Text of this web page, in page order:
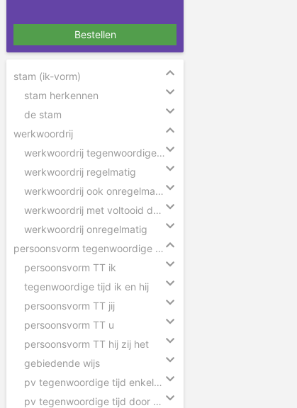
Bestellen
stam (ik-vorm)
stam herkennen
de stam
werkwoordrij
werkwoordrij tegenwoordige tijd
werkwoordrij regelmatig
werkwoordrij ook onregelmatig
werkwoordrij met voltooid deelwoord
werkwoordrij onregelmatig
persoonsvorm tegenwoordige tijd
persoonsvorm TT ik
tegenwoordige tijd ik en hij
persoonsvorm TT jij
persoonsvorm TT u
persoonsvorm TT hij zij het
gebiedende wijs
pv tegenwoordige tijd enkelvoud
pv tegenwoordige tijd door elkaar